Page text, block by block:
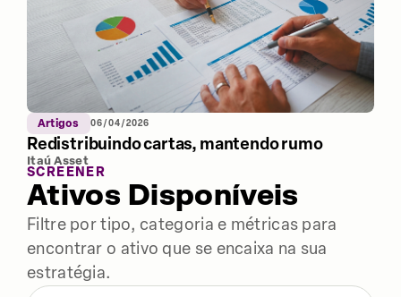
Artigos 06/04/2026
Redistribuindo cartas, mantendo rumo
Itaú Asset
SCREENER
Ativos Disponíveis
Filtre por tipo, categoria e métricas para
encontrar o ativo que se encaixa na sua
estratégia.